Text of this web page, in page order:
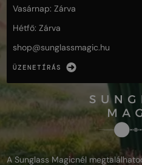
Vasárnap: Zárva
Hétfő: Zárva
shop@sunglassmagic.hu
ÜZENETÍRÁS
A Sunglass Magicnél